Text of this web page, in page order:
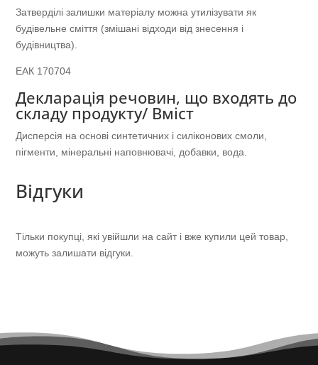
Затверділі залишки матеріалу можна утилізувати як
будівельне сміття (змішані відходи від знесення і
будівництва).
ЕАК 170704
Декларація речовин, що входять до
складу продукту/ Вміст
Дисперсія на основі синтетичних і силіконових смоли,
пігменти, мінеральні наповнювачі, добавки, вода.
Відгуки
Тільки покупці, які увійшли на сайт і вже купили цей товар,
можуть залишати відгуки.